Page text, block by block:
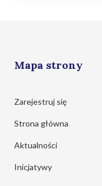
Mapa strony
Zarejestruj się
Strona główna
Aktualności
Inicjatywy